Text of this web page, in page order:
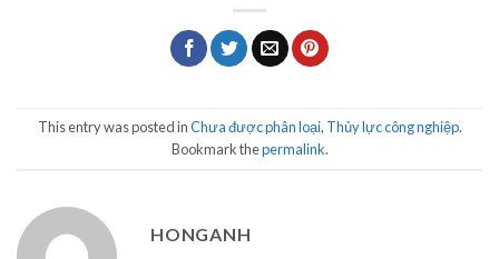
This entry was posted inChưa được phân loại, Thủy lực công nghiệp.
Bookmark thepermalink.
HONGANH